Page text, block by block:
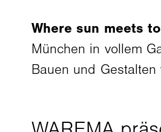
Where sun meets
München in vollem
Bauen und